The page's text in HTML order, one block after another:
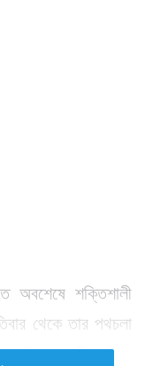
অবশেষে শক্তিশালী
থেকে তার পথচলা
উত্তর পশ্চিম দিকে